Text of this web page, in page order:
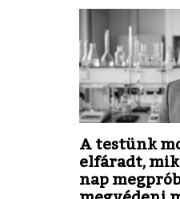
A testünk
elfáradt,
nap